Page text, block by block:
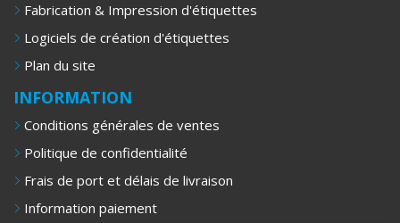
Fabrication & Impression d'étiquettes
Logiciels de création d'étiquettes
Plan du site
INFORMATION
Conditions générales de ventes
Politique de confidentialité
Frais de port et délais de livraison
Information paiement